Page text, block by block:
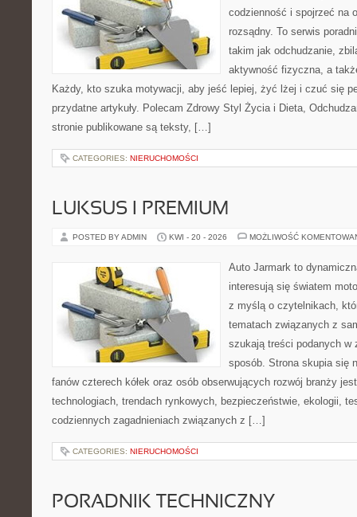
codzienność i spojrzeć na
rozsądny. To serwis
takim jak odchudzanie,
aktywność fizyczna, a
Każdy, kto szuka motywacji, aby jeść lepiej, żyć lżej i czuć się
przydatne artykuły. Polecam Zdrowy Styl Życia i Dieta,
stronie publikowane są teksty, […]
CATEGORIES: NIERUCHOMOŚCI
LUKSUS I PREMIUM
POSTED BY ADMIN KWI - 20 - 2026 MOŻLIWOŚĆ
Auto Jarmark to
interesują się światem
z myślą o czytelnikach,
tematach związanych z
szukają treści podanych w
sposób. Strona skupia się
fanów czterech kółek oraz osób obserwujących rozwój branży
technologiach, trendach rynkowych, bezpieczeństwie, ekologii,
codziennych zagadnieniach związanych z […]
CATEGORIES: NIERUCHOMOŚCI
PORADNIK TECHNICZNY